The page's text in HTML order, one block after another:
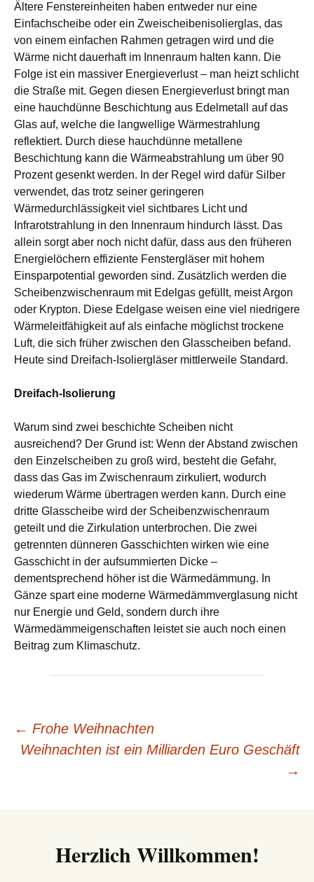
Ältere Fenstereinheiten haben entweder nur eine
Einfachscheibe oder ein Zweischeibenisolierglas, das
von einem einfachen Rahmen getragen wird und die
Wärme nicht dauerhaft im Innenraum halten kann. Die
Folge ist ein massiver Energieverlust – man heizt schlicht
die Straße mit. Gegen diesen Energieverlust bringt man
eine hauchdünne Beschichtung aus Edelmetall auf das
Glas auf, welche die langwellige Wärmestrahlung
reflektiert. Durch diese hauchdünne metallene
Beschichtung kann die Wärmeabstrahlung um über 90
Prozent gesenkt werden. In der Regel wird dafür Silber
verwendet, das trotz seiner geringeren
Wärmedurchlässigkeit viel sichtbares Licht und
Infrarotstrahlung in den Innenraum hindurch lässt. Das
allein sorgt aber noch nicht dafür, dass aus den früheren
Energielöchern effiziente Fenstergläser mit hohem
Einsparpotential geworden sind. Zusätzlich werden die
Scheibenzwischenraum mit Edelgas gefüllt, meist Argon
oder Krypton. Diese Edelgase weisen eine viel niedrigere
Wärmeleitfähigkeit auf als einfache möglichst trockene
Luft, die sich früher zwischen den Glasscheiben befand.
Heute sind Dreifach-Isoliergläser mittlerweile Standard.
Dreifach-Isolierung
Warum sind zwei beschichte Scheiben nicht
ausreichend? Der Grund ist: Wenn der Abstand zwischen
den Einzelscheiben zu groß wird, besteht die Gefahr,
dass das Gas im Zwischenraum zirkuliert, wodurch
wiederum Wärme übertragen werden kann. Durch eine
dritte Glasscheibe wird der Scheibenzwischenraum
geteilt und die Zirkulation unterbrochen. Die zwei
getrennten dünneren Gasschichten wirken wie eine
Gasschicht in der aufsummierten Dicke –
dementsprechend höher ist die Wärmedämmung. In
Gänze spart eine moderne Wärmedämmverglasung nicht
nur Energie und Geld, sondern durch ihre
Wärmedämmeigenschaften leistet sie auch noch einen
Beitrag zum Klimaschutz.
Beitrags-
← Frohe Weihnachten
Weihnachten ist ein Milliarden Euro Geschäft
→
Herzlich Willkommen!